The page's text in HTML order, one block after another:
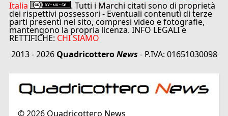
Italia . Tutti i Marchi citati sono di proprietà
dei rispettivi possessori - Eventuali contenuti di terze
parti presenti nel sito, compresi video e fotografie,
mantengono la propria licenza. INFO LEGALI e
RETTIFICHE: CHI SIAMO
2013 - 2026 QuadricotteroNews - P.IVA: 01651030098
© 2026Quadricottero News